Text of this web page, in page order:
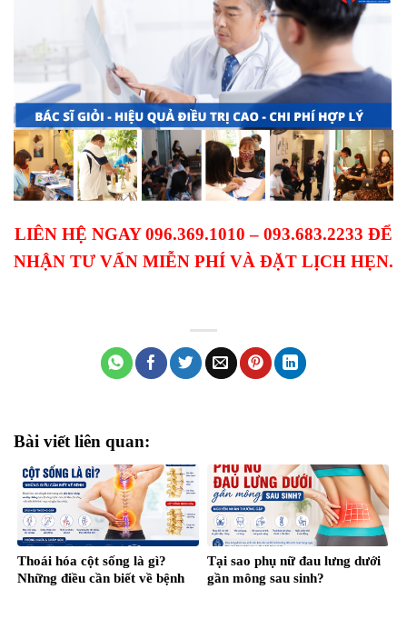
LIÊN HỆ NGAY 096.369.1010 – 093.683.2233 ĐỂ
NHẬN TƯ VẤN MIỄN PHÍ VÀ ĐẶT LỊCH HẸN.
Bài viết liên quan:
Thoái hóa cột sống là gì?
Những điều cần biết về bệnh
Tại sao phụ nữ đau lưng dưới
gần mông sau sinh?